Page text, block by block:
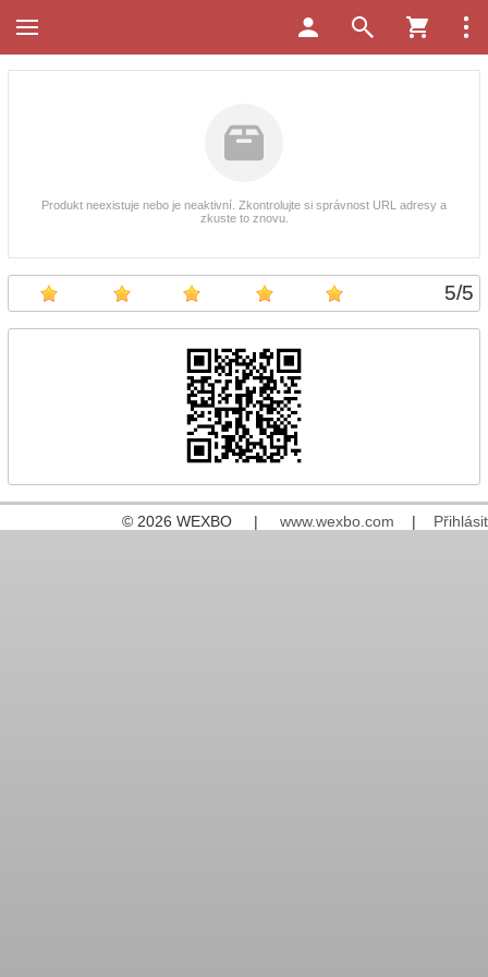
5/5
Produkt neexistuje nebo je neaktivní. Zkontrolujte si správnost URL adresy a
zkuste to znovu.
© 2026 WEXBO | www.wexbo.com | Přihlásit